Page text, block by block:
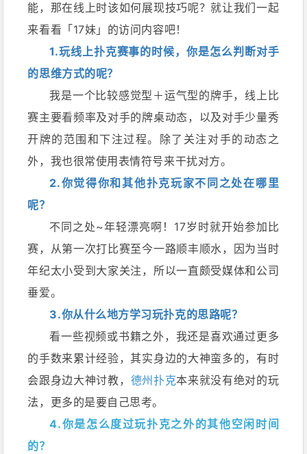
能，那在线上时该如何展现技巧呢？就让我们一起
来看看「17妹」的访问内容吧！
1.玩线上扑克赛事的时候，你是怎么判断对手
的思维方式的呢？
我是一个比较感觉型＋运气型的牌手，线上比
赛主要看频率及对手的牌桌动态，以及对手少量秀
开牌的范围和下注过程。除了关注对手的动态之
外，我也很常使用表情符号来干扰对方。
2.你觉得你和其他扑克玩家不同之处在哪里
呢？
不同之处~年轻漂亮啊！17岁时就开始参加比
赛，从第一次打比赛至今一路顺丰顺水，因为当时
年纪太小受到大家关注，所以一直颇受媒体和公司
垂爱。
3.你从什么地方学习玩扑克的思路呢？
看一些视频或书籍之外，我还是喜欢通过更多
的手数来累计经验，其实身边的大神蛮多的，有时
会跟身边大神讨教， 德州扑克本来就没有绝对的玩
法，更多的是要自己思考。
4.你是怎么度过玩扑克之外的其他空闲时间
的？